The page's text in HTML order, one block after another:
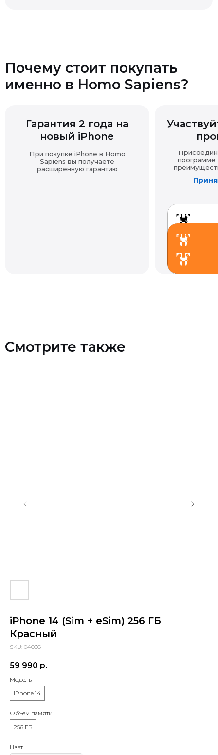
Возврат технически сложных товаров
Возврат товара надлежащего качества
При покупке iPhone в Homo
Sapiens вы получаете
расширенную гарантию
программе
iPhone 14 (Sim + eSim) 256 ГБ
Красный
SKU: 04036
59 990 р.
Модель
iPhone 14
Объем памяти
256 ГБ
Цвет
Проложить маршрут